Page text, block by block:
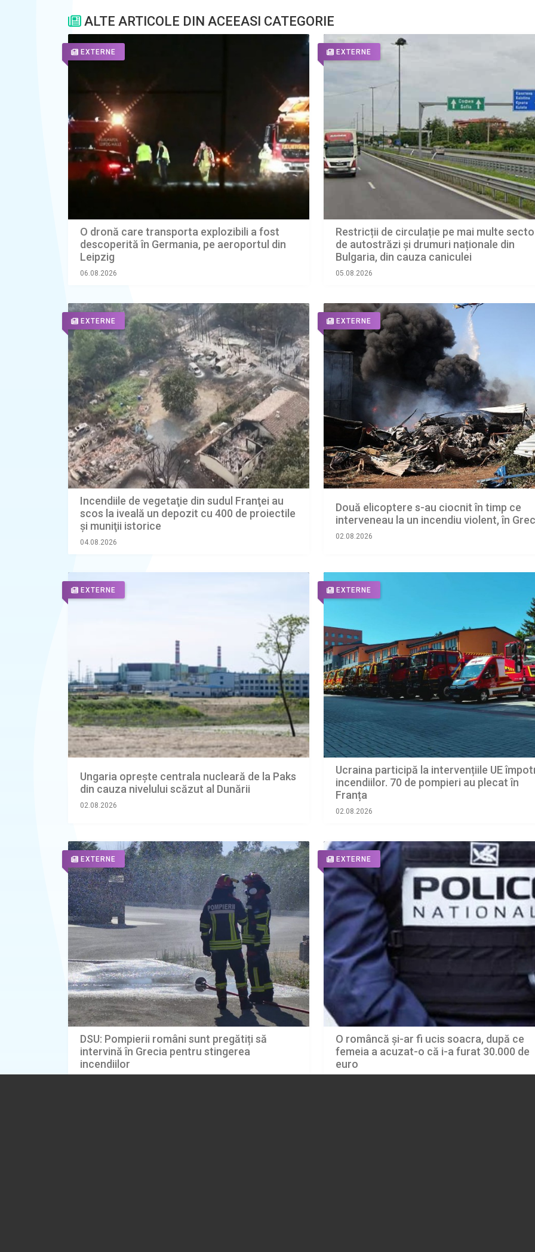
ALTE ARTICOLE DIN ACEEASI CATEGORIE
EXTERNE
O dronă care transporta explozibili a fost
descoperită în Germania, pe aeroportul din
Leipzig
06.08.2026
EXTERNE
Restricții de circulație pe mai multe
de autostrăzi și drumuri naționale din
Bulgaria, din cauza caniculei
05.08.2026
EXTERNE
Incendiile de vegetaţie din sudul Franţei au
scos la iveală un depozit cu 400 de proiectile
şi muniţii istorice
04.08.2026
EXTERNE
Două elicoptere s-au ciocnit în timp ce
interveneau la un incendiu violent, în
02.08.2026
EXTERNE
Ungaria oprește centrala nucleară de la Paks
din cauza nivelului scăzut al Dunării
02.08.2026
EXTERNE
Ucraina participă la intervențiile UE
incendiilor. 70 de pompieri au plecat în
Franța
02.08.2026
EXTERNE
DSU: Pompierii români sunt pregătiți să
intervină în Grecia pentru stingerea
incendiilor
EXTERNE
O româncă și-ar fi ucis soacra, după ce
femeia a acuzat-o că i-a furat 30.000 de
euro